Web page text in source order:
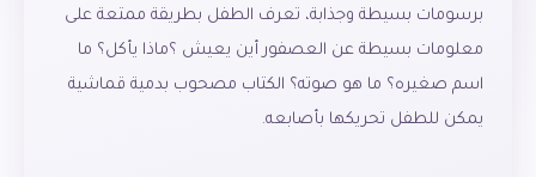
برسومات بسيطة وجذابة، تعرف الطفل بطريقة ممتعة على
معلومات بسيطة عن العصفور أين يعيش ؟ماذا يأكل؟ ما
اسم صغيره؟ ما هو صوته؟ الكتاب مصحوب بدمية قماشية
يمكن للطفل تحريكها بأصابعه.